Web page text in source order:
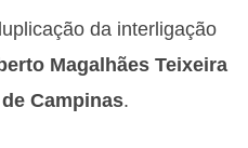
da interligação
Magalhães Teixeira
Campinas.